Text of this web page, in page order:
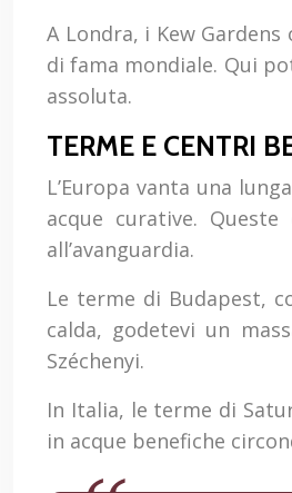
A Londra, i Kew
di fama mondiale. Qui
assoluta.
TERME E CENTRI
L’Europa vanta una
acque curative.
all’avanguardia.
Le terme di Budapest,
calda, godetevi un
Széchenyi.
In Italia, le terme di
in acque benefiche